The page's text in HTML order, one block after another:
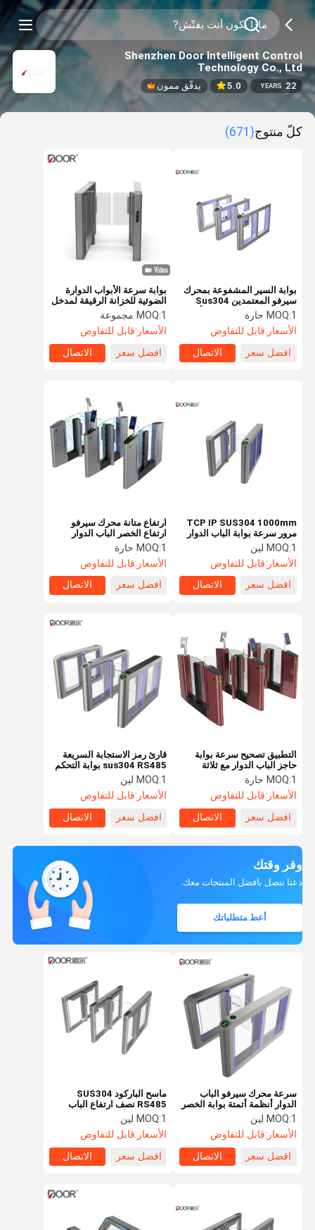
Shenzhen Door Intelligent Control
Technology Co., Ltd
22
YEARS
5.0 يدقّق ممون
كلّ منتوج(671)
بوابة سرعة الأبواب الدوارة
الضوئية للخزانة الرقيقة لمدخل
اللوبي
MOQ:1 مجموعة
الأسعار:قابل للتفاوض
افضل سعر
الاتصال
بوابة السير المشفوعة بمحرك
سيرفو المعتمدين Sus304
نحى الفولاذ المقاوم للصدأ
MOQ:1 حارة
الأسعار:قابل للتفاوض
افضل سعر
الاتصال
ارتفاع متانة محرك سيرفو
ارتفاع الخصر الباب الدوار
التحكم في الوصول البيومترية
MOQ:1 حارة
الأسعار:قابل للتفاوض
افضل سعر
الاتصال
TCP IP SUS304 1000mm
مرور سرعة بوابة الباب الدوار
IP42
MOQ:1 لين
الأسعار:قابل للتفاوض
افضل سعر
الاتصال
قارئ رمز الاستجابة السريعة
sus304 RS485 بوابة التحكم
في الوصول الباب الدوار 100w
MOQ:1 لين
الأسعار:قابل للتفاوض
افضل سعر
الاتصال
التطبيق تصحيح سرعة بوابة
حاجز الباب الدوار مع ثلاثة
اختيار اللون
MOQ:1 حارة
الأسعار:قابل للتفاوض
افضل سعر
الاتصال
وفر وقتك
دعنا نتصل بأفضل المنتجات معك.
أعط متطلباتك
سرعة محرك سيرفو الباب
الدوار أنظمة أتمتة بوابة الخصر
ارتفاع 1600 ملم طول
MOQ:1 لين
الأسعار:قابل للتفاوض
افضل سعر
الاتصال
ماسح الباركود SUS304
RS485 نصف ارتفاع الباب
الدوار
MOQ:1 لين
الأسعار:قابل للتفاوض
افضل سعر
الاتصال